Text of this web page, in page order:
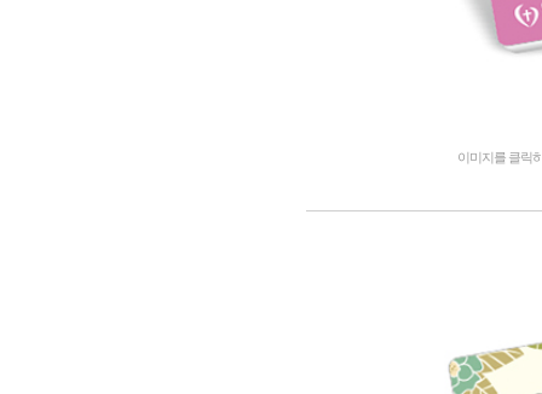
이미지를 클릭